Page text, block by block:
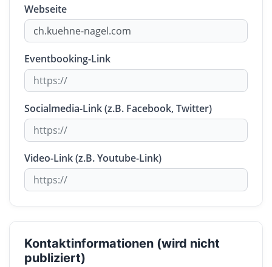
Webseite
Eventbooking-Link
Socialmedia-Link (z.B. Facebook, Twitter)
Video-Link (z.B. Youtube-Link)
Kontaktinformationen (wird nicht
publiziert)